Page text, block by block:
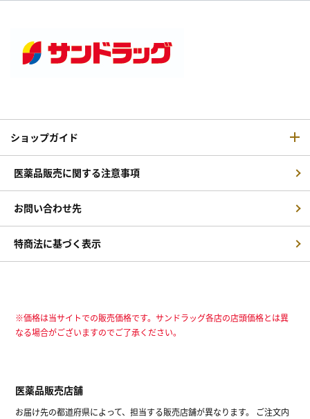
ショップガイド
医薬品販売に関する注意事項
お問い合わせ先
特商法に基づく表示
※価格は当サイトでの販売価格です。サンドラッグ各店の店頭価格とは異
なる場合がございますのでご了承ください。
医薬品販売店舗
お届け先の都道府県によって、担当する販売店舗が異なります。 ご注文内